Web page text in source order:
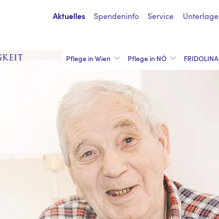
Aktuelles Spendeninfo Service
Pflege in Wien Pflege in NÖ FRIDOLINA